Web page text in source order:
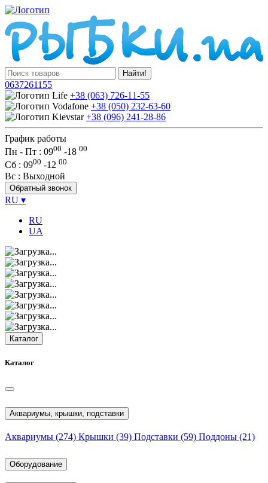
Найти!
0637261155
+38 (063) 726-11-55
+38 (050) 232-63-60
+38 (096) 241-28-86
График работы
Пн - Пт : 0900 -18 00
Сб : 0900 -12 00
Вс : Выходной
Обратный звонок
RU ▾
RU
UA
Каталог
Каталог
Аквариумы, крышки, подставки
Аквариумы (274) Крышки (39) Подставки (59) Поддоны (21)
Оборудование